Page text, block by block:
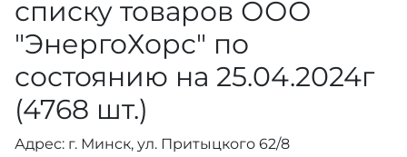
списку товаров ООО
"ЭнергоХорс" по
состоянию на 25.04.2024г
(4768 шт.)
Адрес: г. Минск, ул. Притыцкого 62/8